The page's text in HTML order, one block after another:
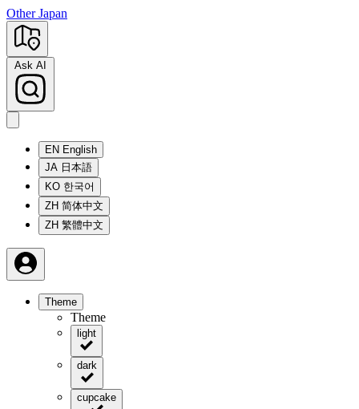
Other Japan
Ask AI
EN English
JA 日本語
KO 한국어
ZH 简体中文
ZH 繁體中文
Theme
Theme
light
dark
cupcake